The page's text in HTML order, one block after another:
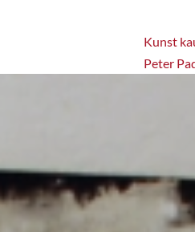
Kunst
Peter